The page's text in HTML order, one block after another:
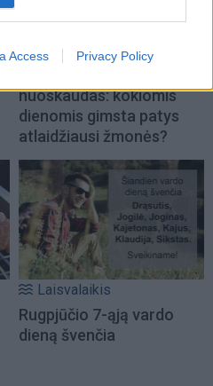
Access Privacy Policy
Laisvalaikis
nuoskaudas: kokiomis
dienomis gimsta patys
atlaidžiausi žmonės?
Laisvalaikis
Rugpjūčio 7-ąją vardo
dieną švenčia